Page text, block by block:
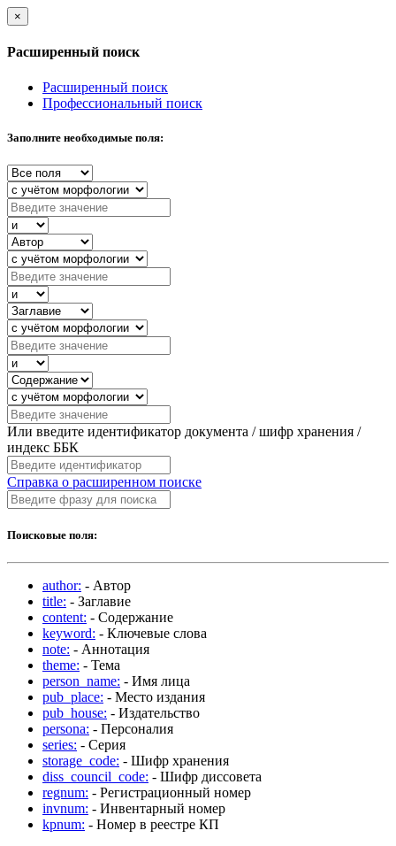
×
Расширенный поиск
Расширенный поиск
Профессиональный поиск
Заполните необходимые поля:
Или введите идентификатор документа / шифр хранения /
индекс ББК
Справка о расширенном поиске
Поисковые поля:
author: - Автор
title: - Заглавие
content: - Содержание
keyword: - Ключевые слова
note: - Аннотация
theme: - Тема
person_name: - Имя лица
pub_place: - Место издания
pub_house: - Издательство
persona: - Персоналия
series: - Серия
storage_code: - Шифр хранения
diss_council_code: - Шифр диссовета
regnum: - Регистрационный номер
invnum: - Инвентарный номер
kpnum: - Номер в реестре КП